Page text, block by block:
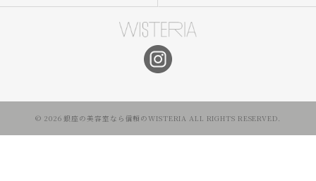
© 2026 銀座の美容室なら信頼のWISTERIA ALL RIGHTS RESERVED.